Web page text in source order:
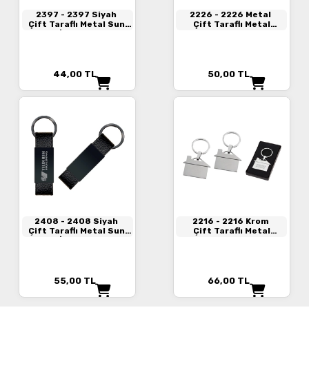
2397 - 2397 Siyah
Çift Taraflı Metal Suni̇
44,00 TL
2226 - 2226 Metal
Çift Taraflı Metal
50,00 TL
2408 - 2408 Siyah
Çift Taraflı Metal Suni̇
55,00 TL
2216 - 2216 Krom
Çift Taraflı Metal
66,00 TL